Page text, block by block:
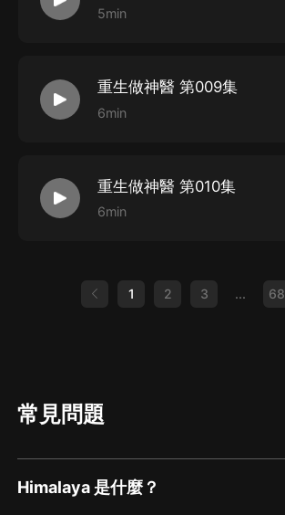
5min
重生做神醫 第009集
6min
重生做神醫 第010集
6min
1 2 3 ... 68
常見問題
Himalaya 是什麼？